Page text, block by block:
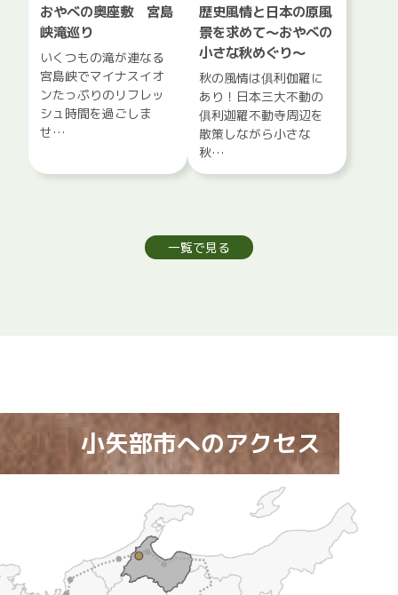
おやべの奥座敷 宮島
峡滝巡り
いくつもの滝が連なる
宮島峡でマイナスイオ
ンたっぷりのリフレッ
シュ時間を過ごしま
せ…
歴史風情と日本の原風
景を求めて～おやべの
小さな秋めぐり～
秋の風情は俱利伽羅に
あり！日本三大不動の
俱利迦羅不動寺周辺を
散策しながら小さな
秋…
一覧で見る
小矢部市へのアクセス